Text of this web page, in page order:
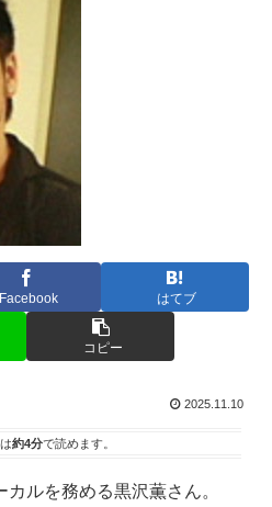
Facebook はてブ
コピー
2025.11.10
約4分で読めます。
ルを務める黒沢薫さん。